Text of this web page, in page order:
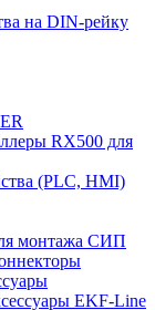
на DIN-рейку
RX500 для
(PLC, HMI)
монтажа СИП
EKF-Line